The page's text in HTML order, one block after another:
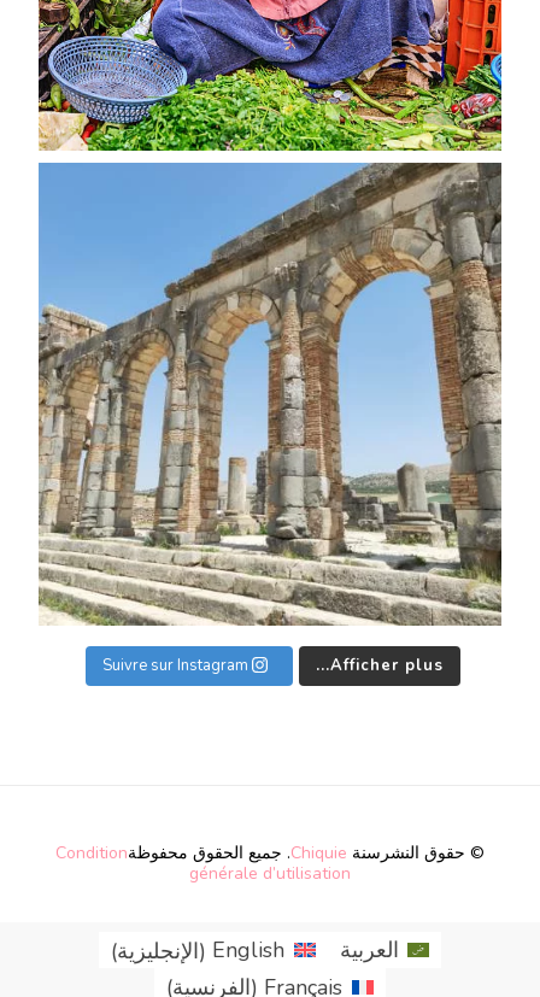
Afficher plus...
Suivre sur Instagram
© حقوق النشرسنة Chiquie. جميع الحقوق محفوظةCondition
générale d’utilisation
العربية English
(الإنجليزية)
Français
(الفرنسية)